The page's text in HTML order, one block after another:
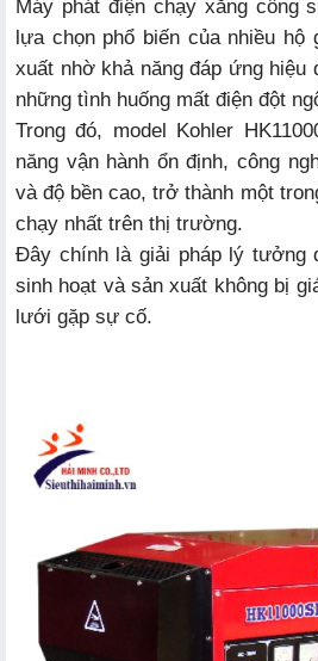
Máy phát điện chạy xăng công
lựa chọn phổ biến của nhiều
xuất nhờ khả năng đáp ứng hiệu
những tình huống mất điện đột
Trong đó, model Kohler
năng vận hành ổn định, công
và độ bền cao, trở thành một
chạy nhất trên thị trường.
Đây chính là giải pháp lý tưởng
sinh hoạt và sản xuất không bị
lưới gặp sự cố.